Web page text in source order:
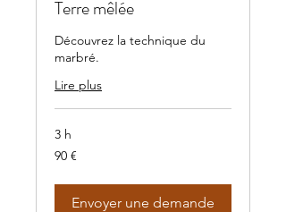
Terre mêlée
Découvrez la technique du
marbré.
Lire plus
3 h
90
euros
90 €
Envoyer une demande